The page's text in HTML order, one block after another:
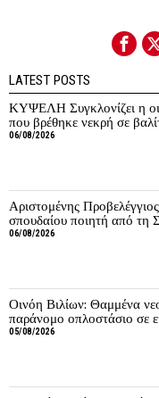
LATEST POSTS
ΚΥΨΕΛΗ Συγκλονίζει η
που βρέθηκε νεκρή σε
06/08/2026
Αριστομένης
σπουδαίου ποιητή από τη
06/08/2026
Οινόη Βιλίων: Θαμμένα
παράνομο οπλοστάσιο σε
05/08/2026